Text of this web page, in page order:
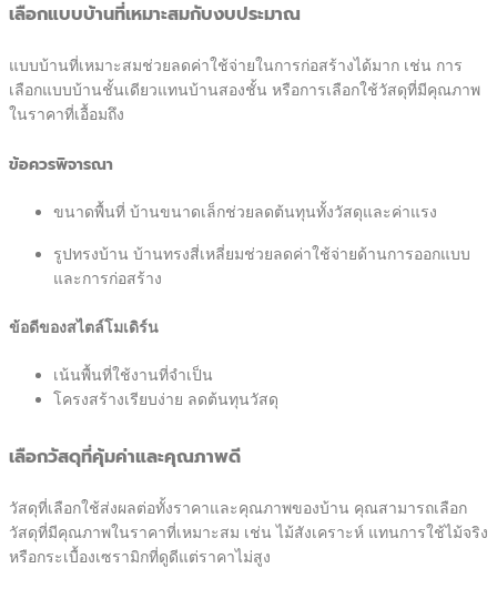
เลือกแบบบ้านที่เหมาะสมกับงบประมาณ
แบบบ้านที่เหมาะสมช่วยลดค่าใช้จ่ายในการก่อสร้างได้มาก เช่น การ
เลือกแบบบ้านชั้นเดียวแทนบ้านสองชั้น หรือการเลือกใช้วัสดุที่มีคุณภาพ
ในราคาที่เอื้อมถึง
ข้อควรพิจารณา
ขนาดพื้นที่ บ้านขนาดเล็กช่วยลดต้นทุนทั้งวัสดุและค่าแรง
รูปทรงบ้าน บ้านทรงสี่เหลี่ยมช่วยลดค่าใช้จ่ายด้านการออกแบบ
และการก่อสร้าง
ข้อดีของสไตล์โมเดิร์น
เน้นพื้นที่ใช้งานที่จำเป็น
โครงสร้างเรียบง่าย ลดต้นทุนวัสดุ
เลือกวัสดุที่คุ้มค่าและคุณภาพดี
วัสดุที่เลือกใช้ส่งผลต่อทั้งราคาและคุณภาพของบ้าน คุณสามารถเลือก
วัสดุที่มีคุณภาพในราคาที่เหมาะสม เช่น ไม้สังเคราะห์ แทนการใช้ไม้จริง
หรือกระเบื้องเซรามิกที่ดูดีแต่ราคาไม่สูง